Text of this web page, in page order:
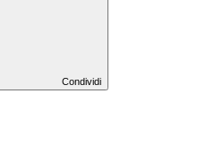
Condividi